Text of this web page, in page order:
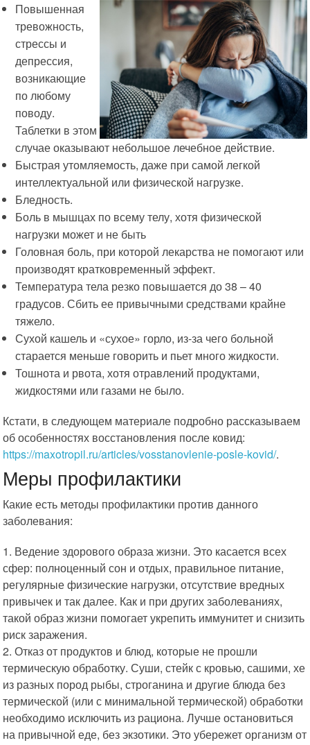
Повышенная
тревожность,
стрессы и
депрессия,
возникающие
по любому
поводу.
Таблетки в этом
случае оказывают небольшое лечебное действие.
Быстрая утомляемость, даже при самой легкой
интеллектуальной или физической нагрузке.
Бледность.
Боль в мышцах по всему телу, хотя физической
нагрузки может и не быть
Головная боль, при которой лекарства не помогают или
производят кратковременный эффект.
Температура тела резко повышается до 38 – 40
градусов. Сбить ее привычными средствами крайне
тяжело.
Сухой кашель и «сухое» горло, из-за чего больной
старается меньше говорить и пьет много жидкости.
Тошнота и рвота, хотя отравлений продуктами,
жидкостями или газами не было.
Кстати, в следующем материале подробно рассказываем
об особенностях восстановления после ковид:
https://maxotropil.ru/articles/vosstanovlenie-posle-kovid/.
Меры профилактики
Какие есть методы профилактики против данного
заболевания:
1. Ведение здорового образа жизни. Это касается всех
сфер: полноценный сон и отдых, правильное питание,
регулярные физические нагрузки, отсутствие вредных
привычек и так далее. Как и при других заболеваниях,
такой образ жизни помогает укрепить иммунитет и снизить
риск заражения.
2. Отказ от продуктов и блюд, которые не прошли
термическую обработку. Суши, стейк с кровью, сашими, хе
из разных пород рыбы, строганина и другие блюда без
термической (или с минимальной термической) обработки
необходимо исключить из рациона. Лучше остановиться
на привычной еде, без экзотики. Это убережет организм от